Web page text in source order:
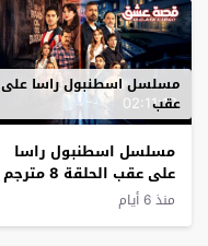
02:11:12
مسلسل اسطنبول راسا على
عقب
مسلسل اسطنبول راسا
على عقب الحلقة 8 مترجم
منذ 6 أيام